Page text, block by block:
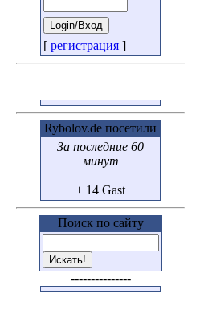
[ регистрация ]
Rybolov.de посетили
За последние 60
минут
+ 14 Gast
Поиск по сайту
---------------